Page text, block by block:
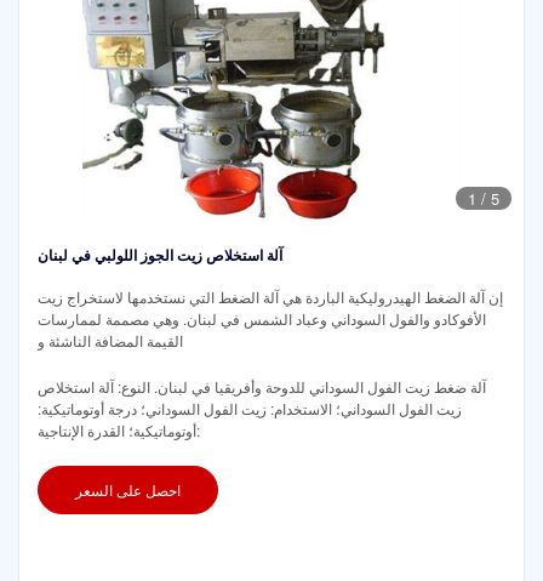
1 / 5
آلة استخلاص زيت الجوز اللولبي في لبنان
إن آلة الضغط الهيدروليكية الباردة هي آلة الضغط التي نستخدمها لاستخراج زيت
الأفوكادو والفول السوداني وعباد الشمس في لبنان. وهي مصممة لممارسات
القيمة المضافة الناشئة و
آلة ضغط زيت الفول السوداني للدوحة وأفريقيا في لبنان. النوع: آلة استخلاص
زيت الفول السوداني؛ الاستخدام: زيت الفول السوداني؛ درجة أوتوماتيكية:
أوتوماتيكية؛ القدرة الإنتاجية:
احصل على السعر